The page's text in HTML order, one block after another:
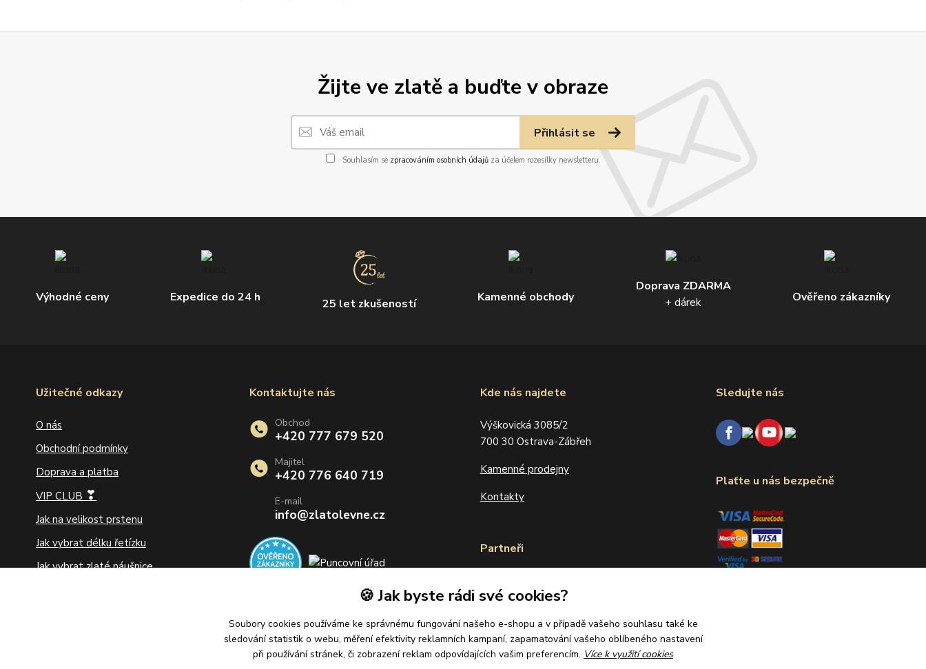
Žijte ve zlatě a buďte v obraze
Přihlásit se
Souhlasím se zpracováním osobních údajůza účelem rozesílky newsletteru.
Výhodné ceny Expedice do 24 h 25 let zkušeností Kamenné obchody
Doprava ZDARMA
+ dárek
Ověřeno zákazníky
Užitečné odkazy
O nás
Obchodní podmínky
Doprava a platba
VIP CLUB ❣
Jak na velikost prstenu
Jak vybrat délku řetízku
Jak vybrat zlaté náušnice
Kde nás najdete
Výškovická 3085/2
700 30 Ostrava-Zábřeh
Kamenné prodejny
Kontakty
Partneři
Sledujte nás
Plaťte u nás bezpečně
Kontaktujte nás
Obchod
+420 777 679 520
Majitel
+420 776 640 719
E-mail
info@zlatolevne.cz
🍪 Jak byste rádi své cookies?
Soubory cookies používáme ke správnému fungování našeho e-shopu a v případě vašeho souhlasu také ke
sledování statistik o webu, měření efektivity reklamních kampaní, zapamatování vašeho oblíbeného nastavení
při používání stránek, či zobrazení reklam odpovídajících vašim preferencím. Více k využití cookies